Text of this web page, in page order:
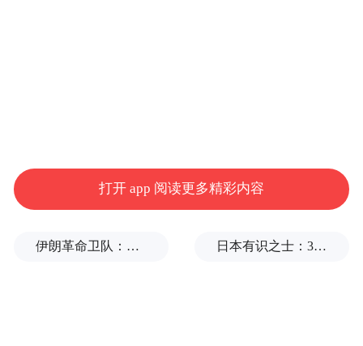
点，直接转换成了三年期满官方按8折价格回
购的明确承诺，实现让用户买车不贵、用车
通车主过往容易被忽视的权益空白。
打开 app 阅读更多精彩内容
伊朗革命卫队：将保持对海峡控制至敌方接受全部条件 日本有识之士：32名中国劳工本不该命丧长崎